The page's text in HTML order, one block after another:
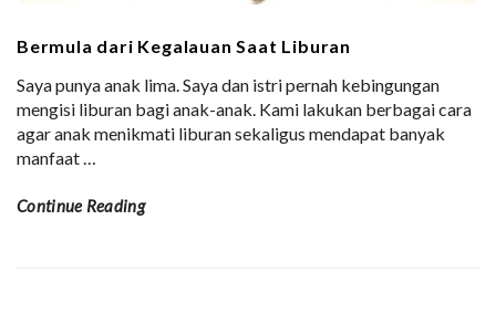
Bermula dari Kegalauan Saat Liburan
Saya punya anak lima. Saya dan istri pernah kebingungan
mengisi liburan bagi anak-anak. Kami lakukan berbagai cara
agar anak menikmati liburan sekaligus mendapat banyak
manfaat…
Continue Reading